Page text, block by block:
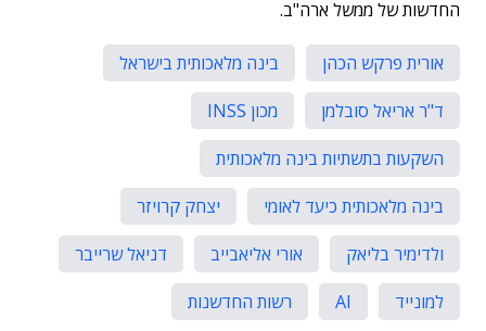
החדשות של ממשל ארה"ב.
אורית פרקש הכהן
בינה מלאכותית בישראל
ד"ר אריאל סובלמן
מכון INSS
השקעות בתשתיות בינה מלאכותית
בינה מלאכותית כיעד לאומי
יצחק קרויזר
ולדימיר בליאק
אורי אליאבייב
דניאל שרייבר
למונייד
AI
רשות החדשנות